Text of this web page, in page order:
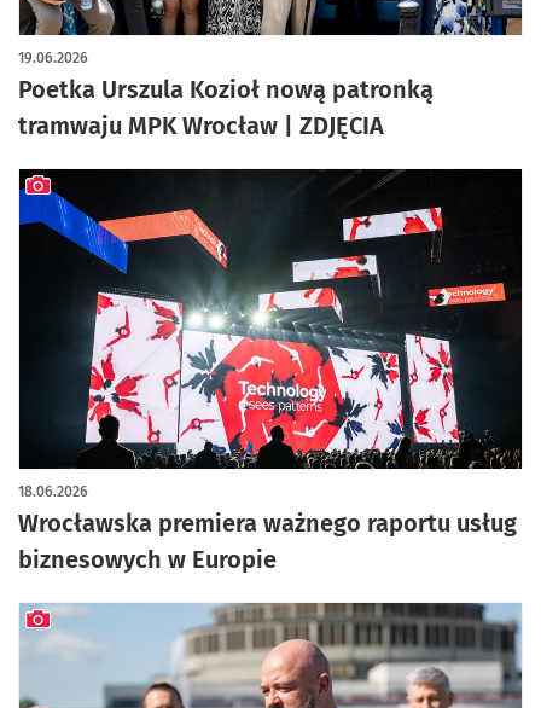
Poetka Urszula Kozioł nową patronką
tramwaju MPK Wrocław | ZDJĘCIA
19.06.2026
artykuł z galerią zdjęć
Wrocławska premiera ważnego raportu usług
biznesowych w Europie
18.06.2026
artykuł z galerią zdjęć